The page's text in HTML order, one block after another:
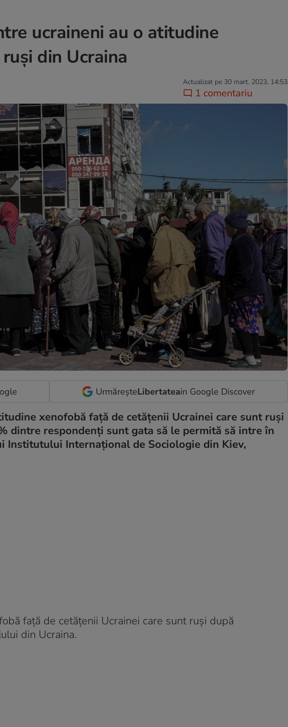
ucraineni au o atitudine
din Ucraina
Actualizat pe 30 mart. 2023, 14:53
1 comentariu
UrmăreșteLibertateain Google Discover
xenofobă față de cetățenii Ucrainei care sunt ruși
dintre respondenți sunt gata să le permită să intre în
Institutului Internațional de Sociologie din Kiev,
față de cetățenii Ucrainei care sunt ruși după
din Ucraina.